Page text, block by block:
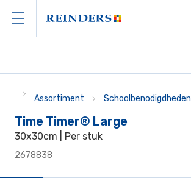
Assortiment Schoolbenodigdheden
Time Timer® Large
30x30cm | Per stuk
2678838